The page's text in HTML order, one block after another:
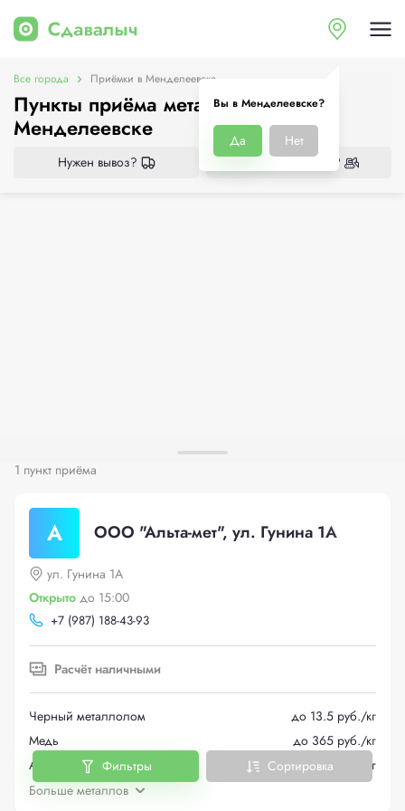
Вы в Менделеевске?
Да Нет
Все города Приёмки в Менделеевске
Пункты приёма металлолома в
Менделеевске
Нужен вывоз? Нужен демонтаж?
1 пункт приёма
А ООО "Альта-мет", ул. Гунина 1А
ул. Гунина 1А
Открыто до 15:00
+7 (987) 188-43-93
Расчёт наличными
Черный металлолом
до 13.5 руб./кг
Медь
до 365 руб./кг
Алюминий
до 105 руб./кг
Больше металлов
Фильтры Сортировка